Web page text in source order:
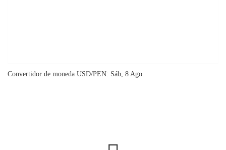
Convertidor de moneda USD/PEN: Sáb, 8 Ago.